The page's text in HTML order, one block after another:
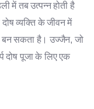
में तब उत्पन्न होती है
व्यक्ति के जीवन में
सकता है। उज्जैन, जो
दोष पूजा के लिए एक